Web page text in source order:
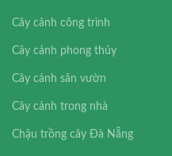
Cây cảnh công trình
Cây cảnh phong thủy
Cây cảnh sân vườn
Cây cảnh trong nhà
Chậu trồng cây Đà Nẵng